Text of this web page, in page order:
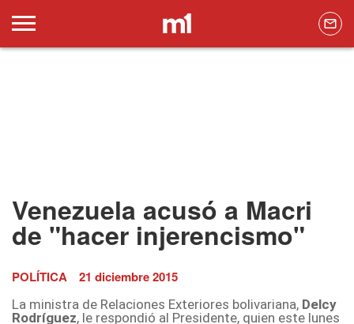
Venezuela acusó a Macri
de "hacer injerencismo"
POLÍTICA 21 diciembre 2015
La ministra de Relaciones Exteriores bolivariana, Delcy
Rodríguez, le respondió al Presidente, quien este lunes